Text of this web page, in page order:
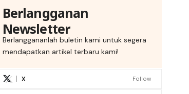
Berlangganan
Newsletter
Berlanggananlah buletin kami untuk segera
mendapatkan artikel terbaru kami!
X Follow